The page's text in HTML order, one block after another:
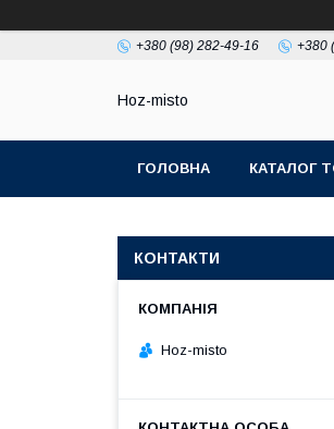
+380 (98) 282-49-16 +380
Hoz-misto
ГОЛОВНА КАТАЛОГ
КОНТАКТИ
Hoz-misto